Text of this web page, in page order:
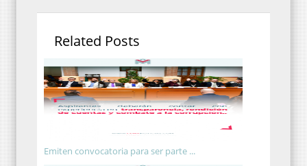
Related Posts
Emiten convocatoria para ser parte ...